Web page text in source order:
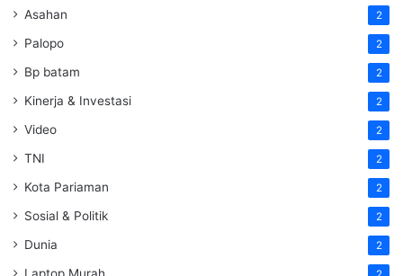
Asahan 2
Palopo 2
Bp batam 2
Kinerja & Investasi 2
Video 2
TNI 2
Kota Pariaman 2
Sosial & Politik 2
Dunia 2